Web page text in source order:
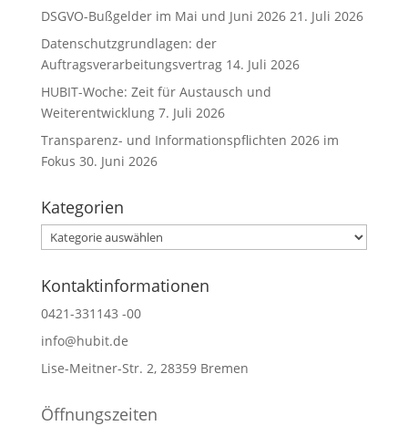
:
DSGVO-Bußgelder im Mai und Juni 2026 21. Juli 2026
Datenschutzgrundlagen: der
Auftragsverarbeitungsvertrag 14. Juli 2026
HUBIT-Woche: Zeit für Austausch und
Weiterentwicklung 7. Juli 2026
Transparenz- und Informationspflichten 2026 im
Fokus 30. Juni 2026
Kategorien
Kategorien
Kontaktinformationen
0421-331143 -00
info@hubit.de
Lise-Meitner-Str. 2, 28359 Bremen
Öffnungszeiten